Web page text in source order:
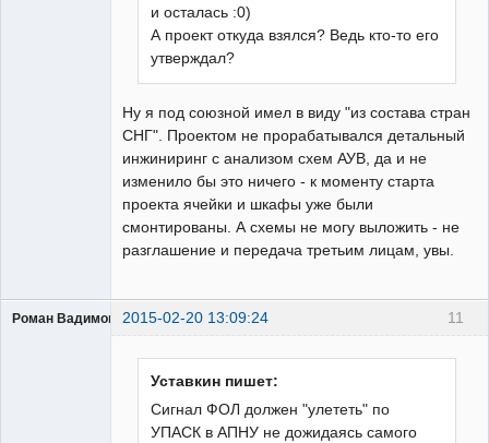
и осталась :0)
А проект откуда взялся? Ведь кто-то его
утверждал?
Ну я под союзной имел в виду "из состава стран
СНГ". Проектом не прорабатывался детальный
инжиниринг с анализом схем АУВ, да и не
изменило бы это ничего - к моменту старта
проекта ячейки и шкафы уже были
смонтированы. А схемы не могу выложить - не
разглашение и передача третьим лицам, увы.
11
Роман Вадимович2015-02-20 13:09:24
Уставкин пишет:
Сигнал ФОЛ должен "улететь" по
УПАСК в АПНУ не дожидаясь самого